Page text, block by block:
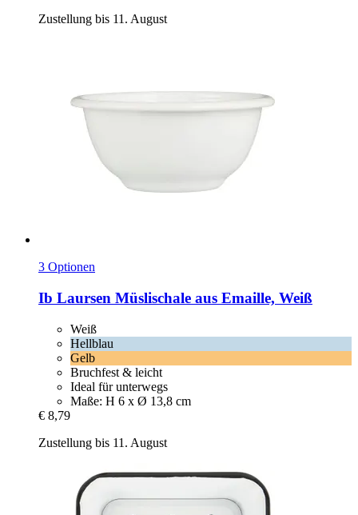
Zustellung bis 11. August
3 Optionen
Ib Laursen Müslischale aus Emaille, Weiß
Weiß
Hellblau
Gelb
Bruchfest & leicht
Ideal für unterwegs
Maße: H 6 x Ø 13,8 cm
€ 8,79
Zustellung bis 11. August